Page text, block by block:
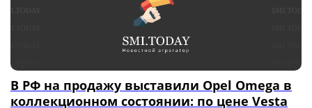
В РФ на продажу выставили Opel Omega в
коллекционном состоянии: по цене Vesta